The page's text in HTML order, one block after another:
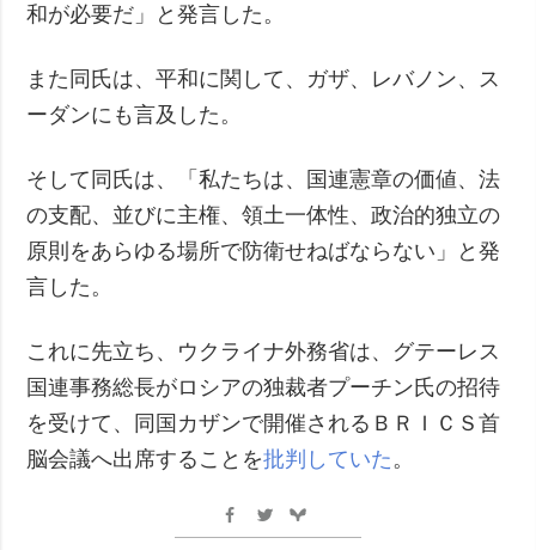
和が必要だ」と発言した。
また同氏は、平和に関して、ガザ、レバノン、ス
ーダンにも言及した。
そして同氏は、「私たちは、国連憲章の価値、法
の支配、並びに主権、領土一体性、政治的独立の
原則をあらゆる場所で防衛せねばならない」と発
言した。
これに先立ち、ウクライナ外務省は、グテーレス
国連事務総長がロシアの独裁者プーチン氏の招待
を受けて、同国カザンで開催されるＢＲＩＣＳ首
脳会議へ出席することを批判していた 。